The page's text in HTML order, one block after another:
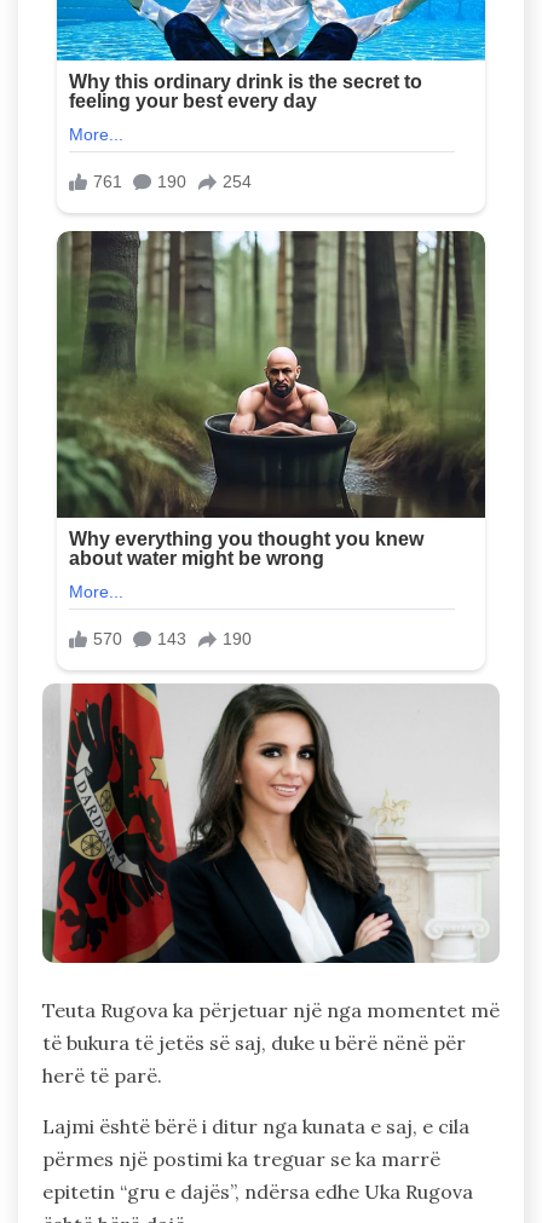
Teuta Rugova ka përjetuar një nga momentet më
të bukura të jetës së saj, duke u bërë nënë për
herë të parë.
Lajmi është bërë i ditur nga kunata e saj, e cila
përmes një postimi ka treguar se ka marrë
epitetin “gru e dajës”, ndërsa edhe Uka Rugova